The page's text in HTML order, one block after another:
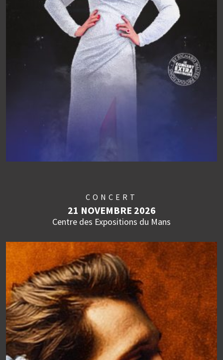
CONCERT
21 NOVEMBRE 2026
Centre des Expositions du Mans